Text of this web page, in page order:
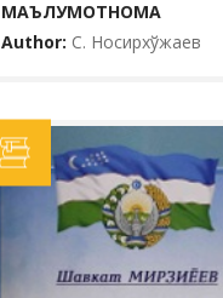
МАЪЛУМОТНОМА
Author: С. Носирхўжаев
ТАНҚИДИЙ
ИНТИЗОМ
ҲАР БИР
Author:Ш. М.
ОЛИЙ
Author:Ш. М.